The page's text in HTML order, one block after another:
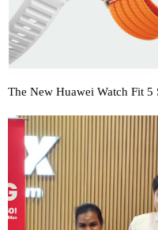
The New Huawei Watch Fit 5